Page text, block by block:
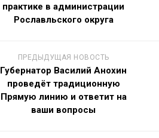
практике в администрации
Рославльского округа
ПРЕДЫДУЩАЯ НОВОСТЬ
Губернатор Василий Анохин
проведёт традиционную
Прямую линию и ответит на
ваши вопросы